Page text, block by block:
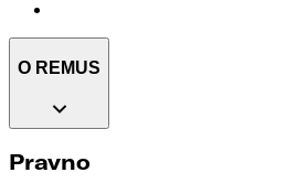
O REMUS
Pravno